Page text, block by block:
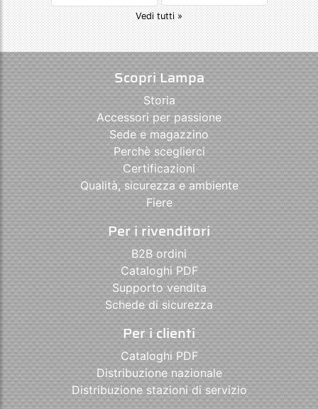
Vedi tutti »
Scopri Lampa
Storia
Accessori per passione
Sede e magazzino
Perchè sceglierci
Certificazioni
Qualità, sicurezza e ambiente
Fiere
Per i rivenditori
B2B ordini
Cataloghi PDF
Supporto vendita
Schede di sicurezza
Per i clienti
Cataloghi PDF
Distribuzione nazionale
Distribuzione stazioni di servizio